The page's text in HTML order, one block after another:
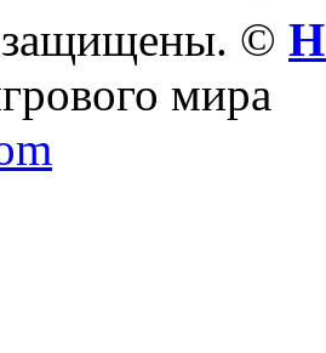
защищены. ©
мира